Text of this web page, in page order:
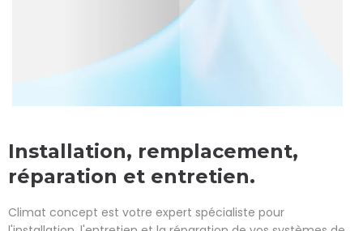
Installation, remplacement,
réparation et entretien.
Climat concept est votre expert spécialiste pour